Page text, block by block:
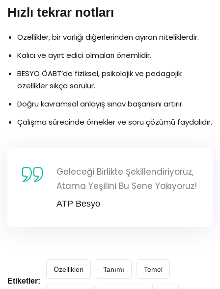
Hızlı tekrar notları
Özellikler, bir varlığı diğerlerinden ayıran niteliklerdir.
Kalıcı ve ayırt edici olmaları önemlidir.
BESYO ÖABT’de fiziksel, psikolojik ve pedagojik
özellikler sıkça sorulur.
Doğru kavramsal anlayış sınav başarısını artırır.
Çalışma sürecinde örnekler ve soru çözümü faydalıdır.
Geleceği Birlikte Şekillendiriyoruz,
Atama Yeşilini Bu Sene Yakıyoruz!
ATP Besyo
Etiketler:
Özellikleri Tanımı Temel